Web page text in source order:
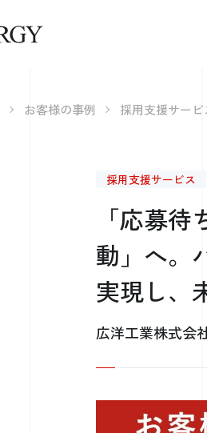
お客様の事例 採用支援サービ
採用支援サービス
「応募
動」へ。
実現し、
広洋工業株式